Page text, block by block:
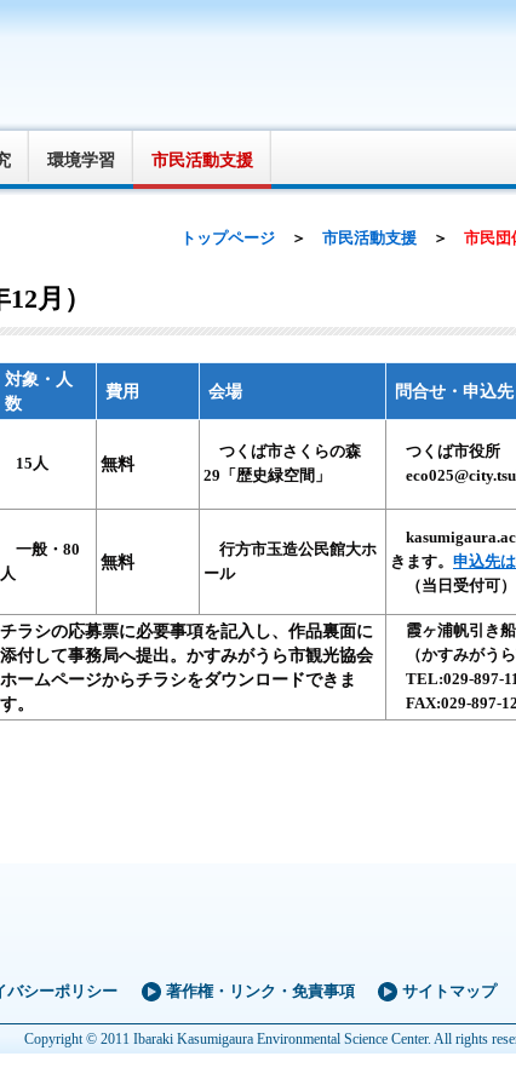
環境学習 市民活動支援
トップページ ＞ 市民活動支援 ＞ 市民団
月）
対象・人
数
費用 会場 問合せ・申込先
15人 無料
つくば市さくらの森
29「歴史緑空間」
つくば市役所
一般・80
人
無料
行方市玉造公民館大ホ
ール
きます。 申込先
（当日受付可）
チラシの応募票に必要事項を記入し、作品裏面に
添付して事務局へ提出。かすみがうら市観光協会
ホームページからチラシをダウンロードできま
す。
霞ヶ浦帆引き
（かすみがう
バシーポリシー 著作権・リンク・免責事項 サイトマップ
Copyright © 2011 Ibaraki Kasumigaura Environmental Science Center. All rights